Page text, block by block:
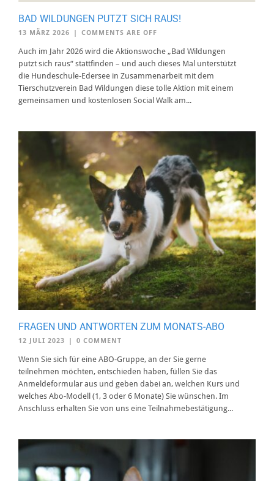
BAD WILDUNGEN PUTZT SICH RAUS!
13 MÄRZ 2026 COMMENTS ARE OFF
Auch im Jahr 2026 wird die Aktionswoche „Bad Wildungen
putzt sich raus“ stattfinden – und auch dieses Mal unterstützt
die Hundeschule-Edersee in Zusammenarbeit mit dem
Tierschutzverein Bad Wildungen diese tolle Aktion mit einem
gemeinsamen und kostenlosen Social Walk am...
FRAGEN UND ANTWORTEN ZUM MONATS-ABO
12 JULI 2023 0 COMMENT
Wenn Sie sich für eine ABO-Gruppe, an der Sie gerne
teilnehmen möchten, entschieden haben, füllen Sie das
Anmeldeformular aus und geben dabei an, welchen Kurs und
welches Abo-Modell (1, 3 oder 6 Monate) Sie wünschen. Im
Anschluss erhalten Sie von uns eine Teilnahmebestätigung...